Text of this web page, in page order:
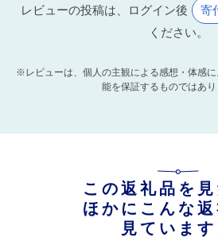
レビューの投稿は、ログイン後 寄
ください。
※レビューは、個人の主観による感想・体感
能を保証するものではあり
この返礼品を
ほかにこんな返
見ています